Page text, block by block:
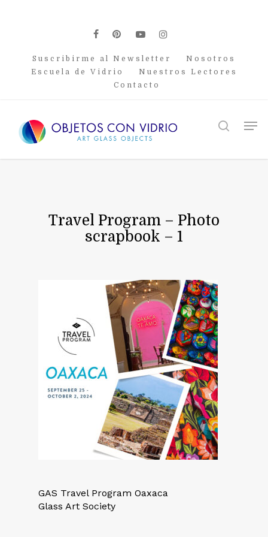
facebook
pinterest
youtubeinstagram
Suscribirme al Newsletter
Nosotros
Escuela de Vidrio
Nuestros Lectores
Contacto
search
Travel Program – Photo
scrapbook – 1
GAS Travel Program Oaxaca
Glass Art Society